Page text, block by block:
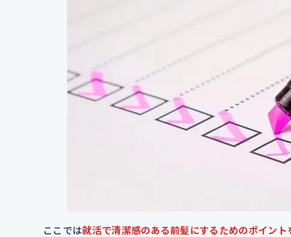
ここでは就活で清潔感のある前髪にするためのポイント